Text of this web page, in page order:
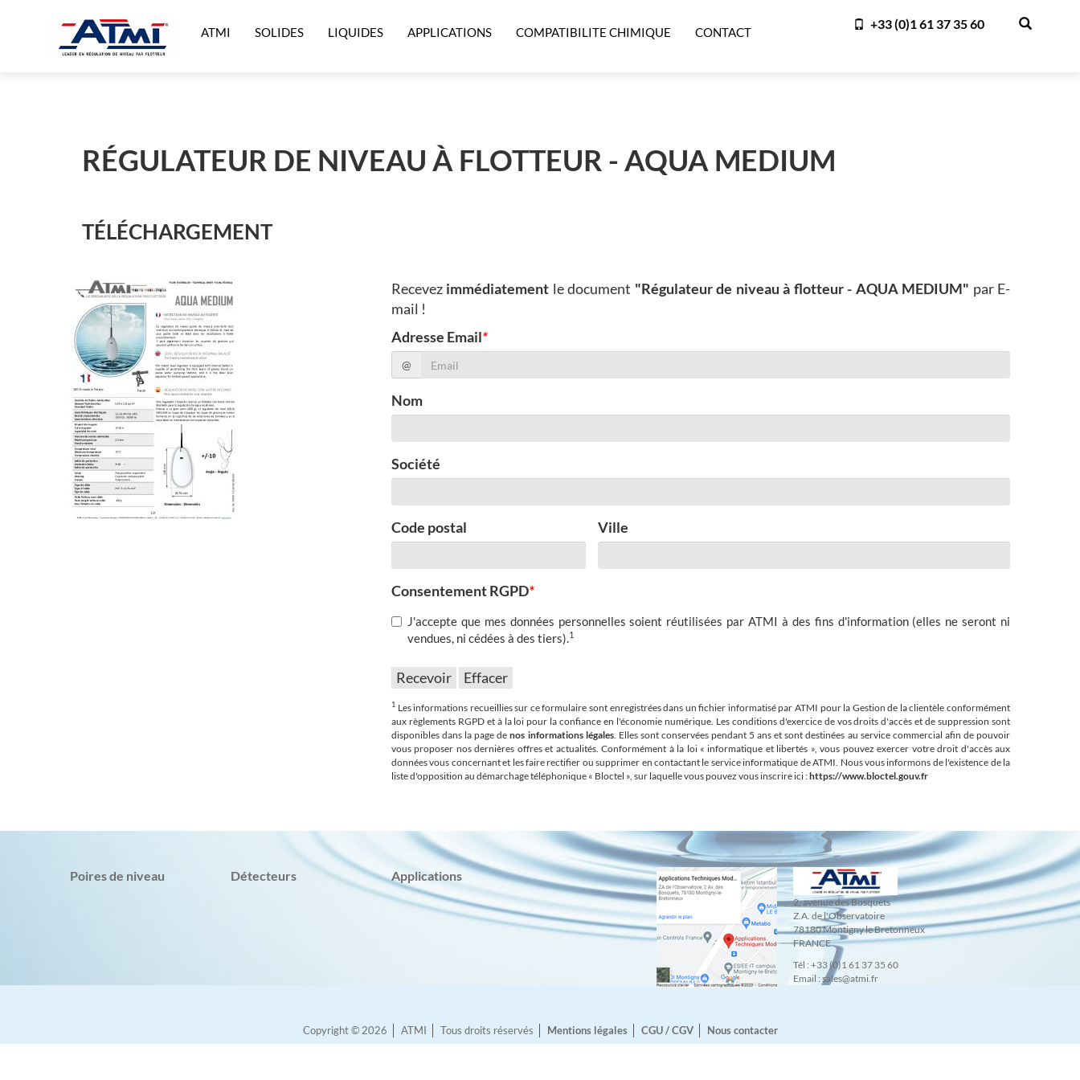
ATMI SOLIDES LIQUIDES APPLICATIONS COMPATIBILITE CHIMIQUE CONTACT
+33 (0)1 61 37 35 60
RÉGULATEUR DE NIVEAU À FLOTTEUR - AQUA MEDIUM
TÉLÉCHARGEMENT
Recevez immédiatement le document "Régulateur de niveau à flotteur - AQUA MEDIUM" par E-
mail !
Adresse Email*
@
Nom
Société
Code postal Ville
Consentement RGPD*
J'accepte que mes données personnelles soient réutilisées par ATMI à des fins d'information (elles ne seront ni
vendues, ni cédées à des tiers).1
1 Les informations recueillies sur ce formulaire sont enregistrées dans un fichier informatisé par ATMI pour la Gestion de la clientèle conformément
aux règlements RGPD et à la loi pour la confiance en l'économie numérique. Les conditions d'exercice de vos droits d'accès et de suppression sont
disponibles dans la page denos informations légales. Elles sont conservées pendant 5 ans et sont destinées au service commercial afin de pouvoir
vous proposer nos dernières offres et actualités. Conformément à la loi « informatique et libertés », vous pouvez exercer votre droit d'accès aux
données vous concernant et les faire rectifier ou supprimer en contactant le service informatique de ATMI. Nous vous informons de l'existence de la
liste d'opposition au démarchage téléphonique « Bloctel », sur laquelle vous pouvez vous inscrire ici :https://www.bloctel.gouv.fr
Poires de niveau Détecteurs Applications
2, avenue des Bosquets
Z.A. de l'Observatoire
78180 Montigny le Bretonneux
FRANCE
Tél : +33 (0)1 61 37 35 60
Email : sales@atmi.fr
Copyright © 2026 ATMI Tous droits réservés Mentions légales CGU / CGV Nous contacter